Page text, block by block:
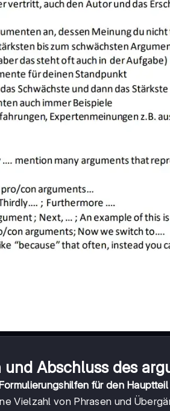
Abschluss des
Formulierungshilfen für den
Vielzahl von Phrasen und